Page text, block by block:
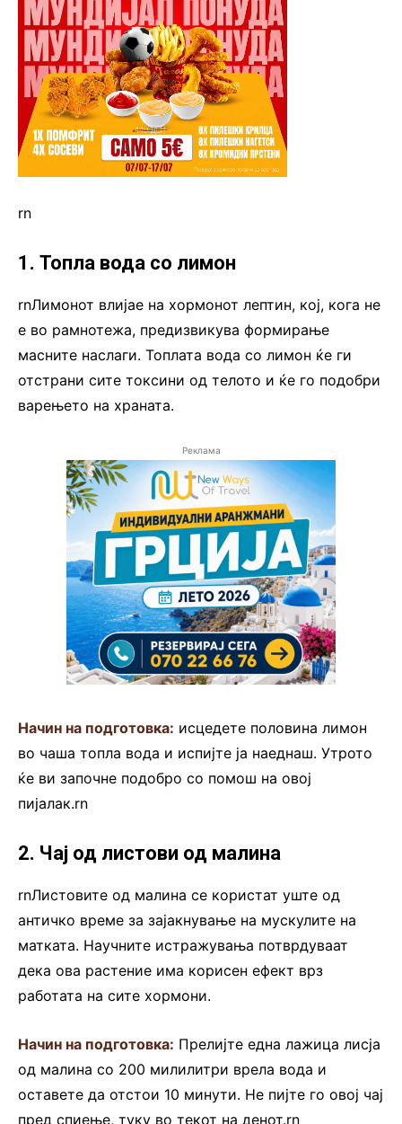
rn
1. Топла вода со лимон
rnЛимонот влијае на хормонот лептин, кој, кога не
е во рамнотежа, предизвикува формирање
масните наслаги. Топлата вода со лимон ќе ги
отстрани сите токсини од телото и ќе го подобри
варењето на храната.
Реклама
Начин на подготовка: исцедете половина лимон
во чаша топла вода и испијте ја наеднаш. Утрото
ќе ви започне подобро со помош на овој
пијалак.rn
2. Чај од листови од малина
rnЛистовите од малина се користат уште од
античко време за зајакнување на мускулите на
матката. Научните истражувања потврдуваат
дека ова растение има корисен ефект врз
работата на сите хормони.
Начин на подготовка: Прелијте една лажица лисја
од малина со 200 милилитри врела вода и
оставете да отстои 10 минути. Не пијте го овој чај
пред спиење, туку во текот на денот.rn